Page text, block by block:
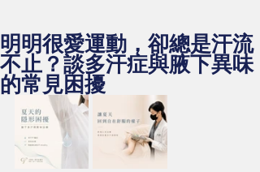
明明很愛運動，卻總是汗流
不止？談多汗症與腋下異味
的常見困擾